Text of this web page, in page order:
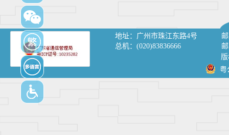
地址： 广州市珠江东路4号
总机： (020)83836666
粤